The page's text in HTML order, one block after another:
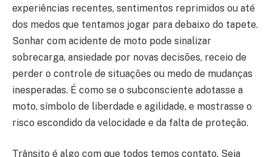
experiências recentes, sentimentos reprimidos ou até
dos medos que tentamos jogar para debaixo do tapete.
Sonhar com acidente de moto pode sinalizar
sobrecarga, ansiedade por novas decisões, receio de
perder o controle de situações ou medo de mudanças
inesperadas. É como se o subconsciente adotasse a
moto, símbolo de liberdade e agilidade, e mostrasse o
risco escondido da velocidade e da falta de proteção.
Trânsito é algo com que todos temos contato. Seja